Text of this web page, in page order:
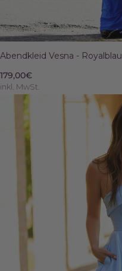
Abendkleid Vesna - Royalblau
179,00€
inkl. MwSt.